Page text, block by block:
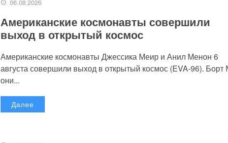
06.08.2026
Американские космонавты совершили
выход в открытый космос
Американские космонавты Джессика Меир и Анил Менон 6
августа совершили выход в открытый космос (EVA-96).
они...
Далее